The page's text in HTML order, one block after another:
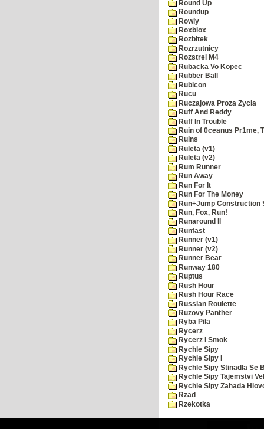
Round Up
Roundup
Rowly
Roxblox
Rozbitek
Rozrzutnicy
Rozstrel M4
Rubacka Vo Kopec
Rubber Ball
Rubicon
Rucu
Ruczajowa Proza Zycia
Ruff And Reddy
Ruff In Trouble
Ruin of 0ceanus Pr1me,
Ruins
Ruleta (v1)
Ruleta (v2)
Rum Runner
Run Away
Run For It
Run For The Money
Run+Jump Construction
Run, Fox, Run!
Runaround II
Runfast
Runner (v1)
Runner (v2)
Runner Bear
Runway 180
Ruptus
Rush Hour
Rush Hour Race
Russian Roulette
Ruzovy Panther
Ryba Pila
Rycerz
Rycerz I Smok
Rychle Sipy
Rychle Sipy I
Rychle Sipy Stinadla Se
Rychle Sipy Tajemstvi
Rychle Sipy Zahada
Rzad
Rzekotka